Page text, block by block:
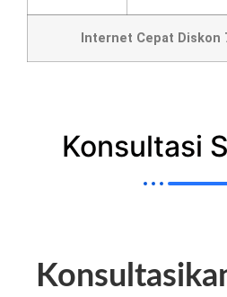
Internet Cepat Diskon
Konsultasi